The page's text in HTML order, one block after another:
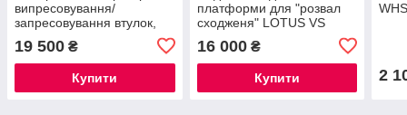
випресовування/
запресовування втулок,
деталей LOTUS VS ПС-20
зусилля 20т
19 500 ₴
Купити
платформи для "розвал
сходженя" LOTUS VS
16 000₴
Купити 2